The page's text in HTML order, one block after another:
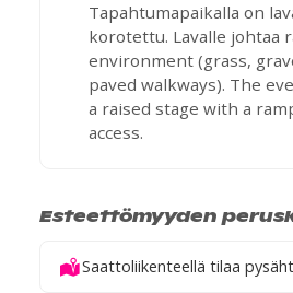
Tapahtumapaikalla on
korotettu. Lavalle johtaa
environment (grass,
paved walkways). The
a raised stage with a
access.
Esteettömyyden
Saattoliikenteellä tilaa